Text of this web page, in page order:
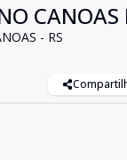
CANOAS
- RS